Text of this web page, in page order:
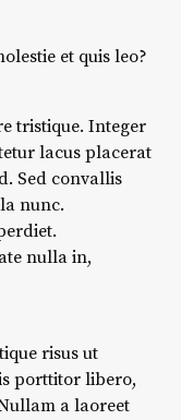
et quis leo?
tristique. Integer
lacus placerat
Sed convallis
nunc.
nulla in,
risus ut
porttitor libero,
a laoreet